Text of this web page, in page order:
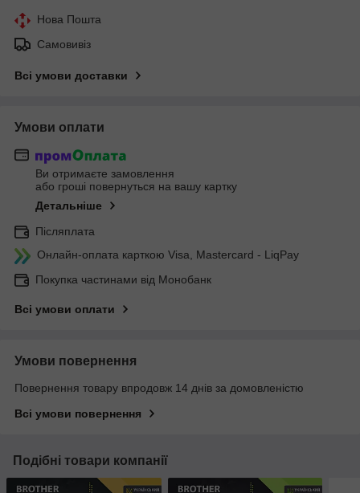
Нова Пошта
Самовивіз
Всі умови доставки
Умови оплати
Ви отримаєте замовлення
або гроші повернуться на вашу картку
Детальніше
Післяплата
Онлайн-оплата карткою Visa, Mastercard - LiqPay
Покупка частинами від Монобанк
Всі умови оплати
Умови повернення
Повернення товару впродовж 14 днів за домовленістю
Всі умови повернення
Подібні товари компанії